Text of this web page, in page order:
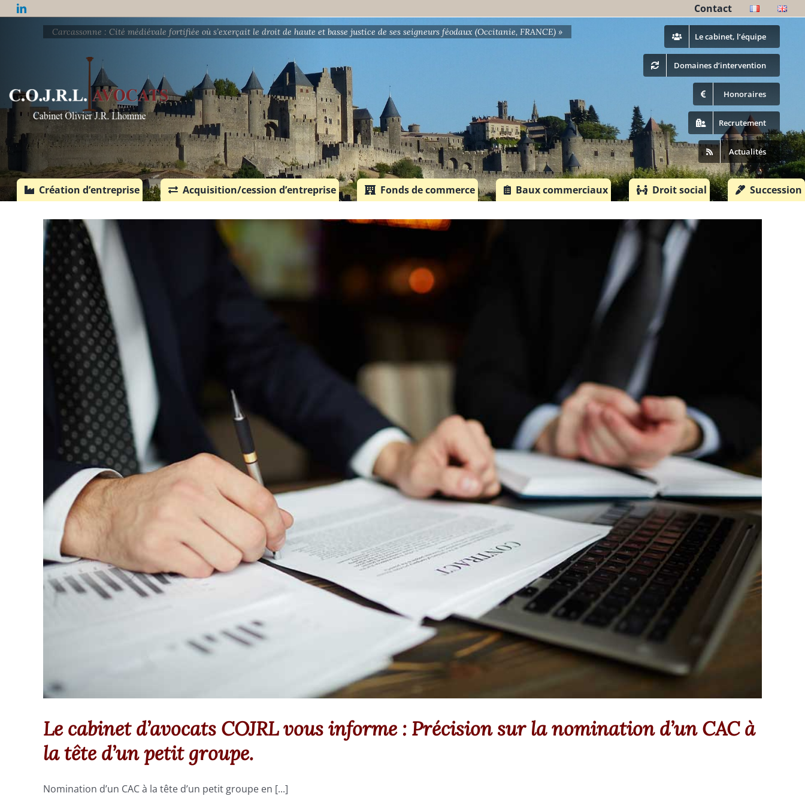
Passer
Carcassonne : Cité médiévale fortifiée où s’exerçait le droit de haute et basse justice de ses seigneurs féodaux (Occitanie, FRANCE) »
Contact
Le cabinet, l’équipe
Domaines d’intervention
Honoraires
Recrutement
Actualités
Création d’entreprise Acquisition/cession d’entreprise Fonds de commerce Baux commerciaux Droit social Succession
Le cabinet d’avocats COJRL vous informe : Précision sur la nomination d’un CAC à
la tête d’un petit groupe.
Nomination d’un CAC à la tête d’un petit groupe en [...]